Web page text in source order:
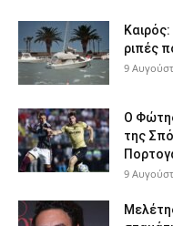
ριπές
9
Ο
της
9